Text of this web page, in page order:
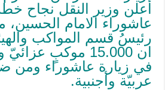
أعلن وزير النقل نجاح
عاشوراء الامام الحسين،
رئيسُ قسم المواكب
ان 15.000 موكبٍ
في زيارة عاشوراء ومن
عربيّة وأجنبية.